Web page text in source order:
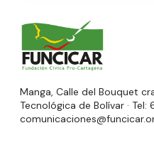
Manga, Calle del Bouquet
Tecnológica de Bolívar · Tel: